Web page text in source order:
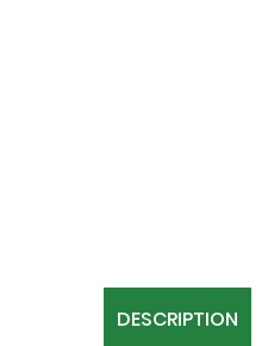
DESCRIPTION